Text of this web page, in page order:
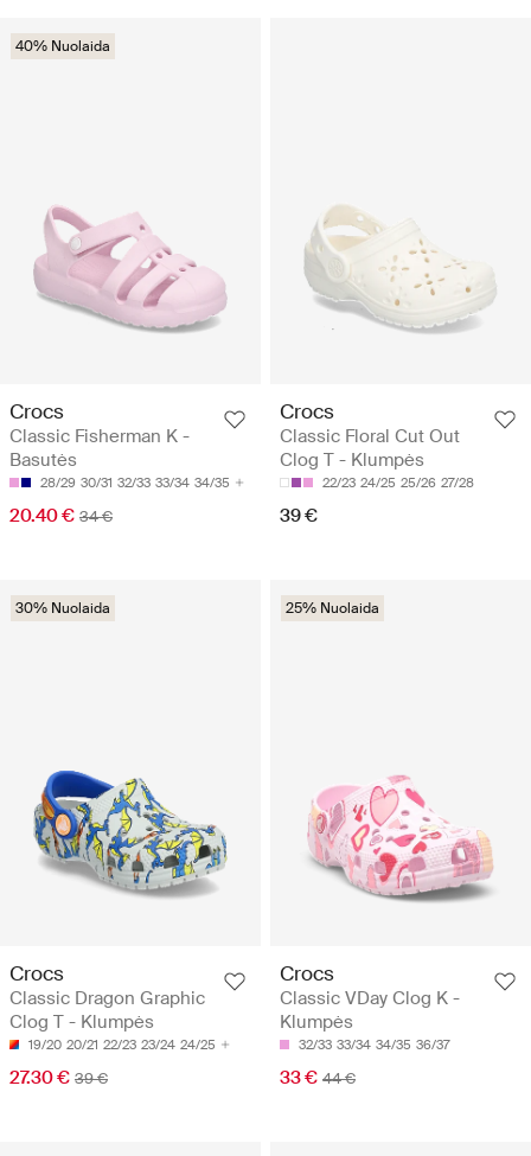
40% Nuolaida
Crocs
Classic Fisherman K -
Basutės
28/29 30/31 32/33 33/34 34/35
20.40 € 34 €
Crocs
Classic Floral Cut Out
Clog T - Klumpės
22/23 24/25 25/26 27/28
39 €
30% Nuolaida
Crocs
Classic Dragon Graphic
Clog T - Klumpės
19/20 20/21 22/23 23/24 24/25
27.30 € 39 €
25% Nuolaida
Crocs
Classic VDay Clog K -
Klumpės
32/33 33/34 34/35 36/37
33 € 44 €